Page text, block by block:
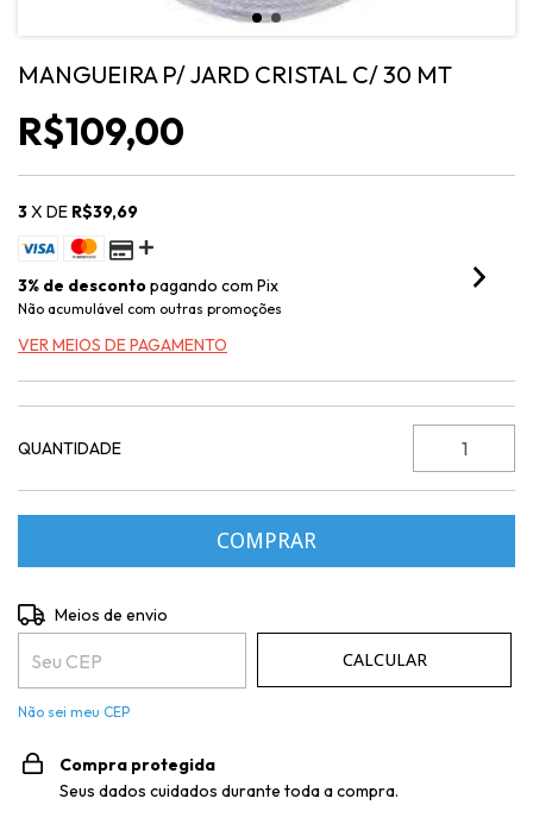
MANGUEIRA P/ JARD CRISTAL C/ 30 MT
R$109,00
3X DE R$39,69
3% de descontopagando com Pix
Não acumulável com outras promoções
VER MEIOS DE PAGAMENTO
QUANTIDADE
Entregas para o CEP:
Meios de envio
CALCULAR
Não sei meu CEP
Compra protegida
Seus dados cuidados durante toda a compra.